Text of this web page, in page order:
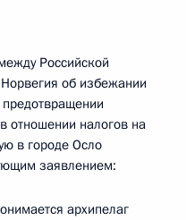
Российской
об избежании
отношении налогов на
в городе Осло
заявлением:
архипелаг